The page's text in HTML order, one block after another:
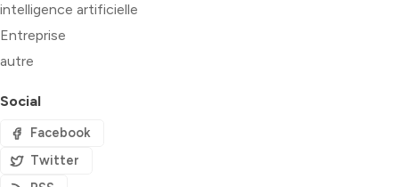
intelligence artificielle
Entreprise
autre
Social
Facebook
Twitter